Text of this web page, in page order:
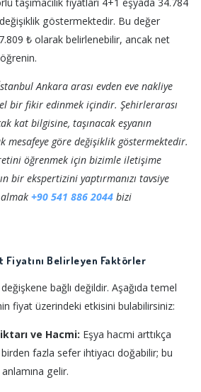
göstermektedir. Bu değer
₺ olarak belirlenebilir, ancak net
Ankara arası evden eve nakliye
bir fikir edinmek içindir. Şehirlerarası
kat bilgisine, taşınacak eşyanın
mesafeye göre değişiklik göstermektedir.
öğrenmek için bizimle iletişime
bir ekspertizini yaptırmanızı tavsiye
+90 541 886 2044 bizi
Fiyatını Belirleyen Faktörler
bağlı değildir. Aşağıda temel
fiyat üzerindeki etkisini bulabilirsiniz:
ve Hacmi: Eşya hacmi arttıkça
fazla sefer ihtiyacı doğabilir; bu
gelir.